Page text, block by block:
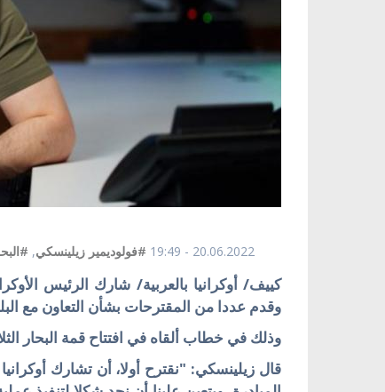
20.06.2022 - 19:49 #فولوديمير زيلينسكي,
كييف/ أوكرانيا بالعربية/ شارك الرئيس
وقدم عددا من المقترحات بشأن التعاون مع
وذلك في خطاب ألقاه في افتتاح قمة البحار
قال زيلينسكي: "نقترح أولا، أن تشارك